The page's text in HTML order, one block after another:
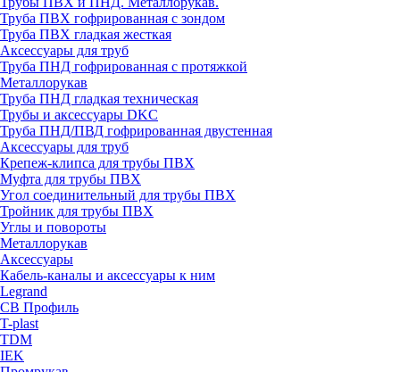
Труба ПВХ гофрированная с зондом
Труба ПВХ гладкая жесткая
Аксессуары для труб
Труба ПНД гофрированная с протяжкой
Металлорукав
Труба ПНД гладкая техническая
Трубы и аксессуары DKC
Труба ПНД/ПВД гофрированная двустенная
Аксессуары для труб
Крепеж-клипса для трубы ПВХ
Муфта для трубы ПВХ
Угол соединительный для трубы ПВХ
Тройник для трубы ПВХ
Углы и повороты
Металлорукав
Аксессуары
Кабель-каналы и аксессуары к ним
Legrand
СВ Профиль
T-plast
TDM
IEK